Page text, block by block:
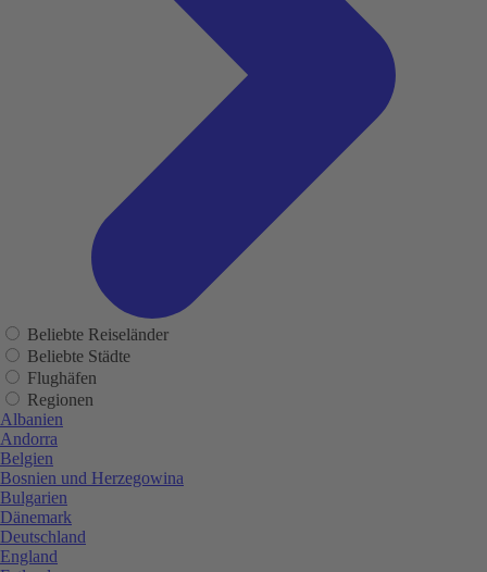
Beliebte Reiseländer
Beliebte Städte
Flughäfen
Regionen
Albanien
Andorra
Belgien
Bosnien und Herzegowina
Bulgarien
Dänemark
Deutschland
England